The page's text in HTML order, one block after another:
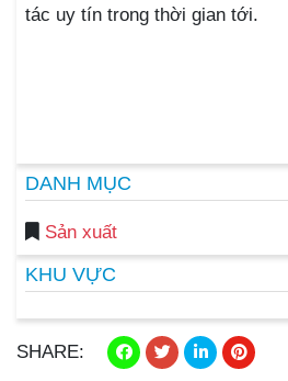
tác uy tín trong thời gian tới.
DANH MỤC
Sản xuất
KHU VỰC
SHARE: